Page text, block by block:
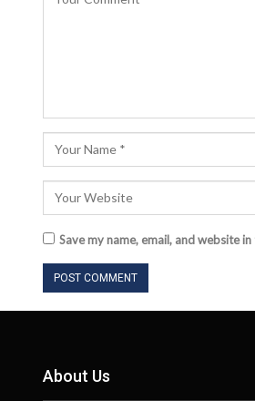
Save my name, email, and website
About Us